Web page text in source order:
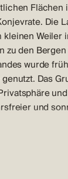
Flächen
Die
Weiler
zu den
wurde
Das
und
ist die
ist von
auf drei Seiten
und hat